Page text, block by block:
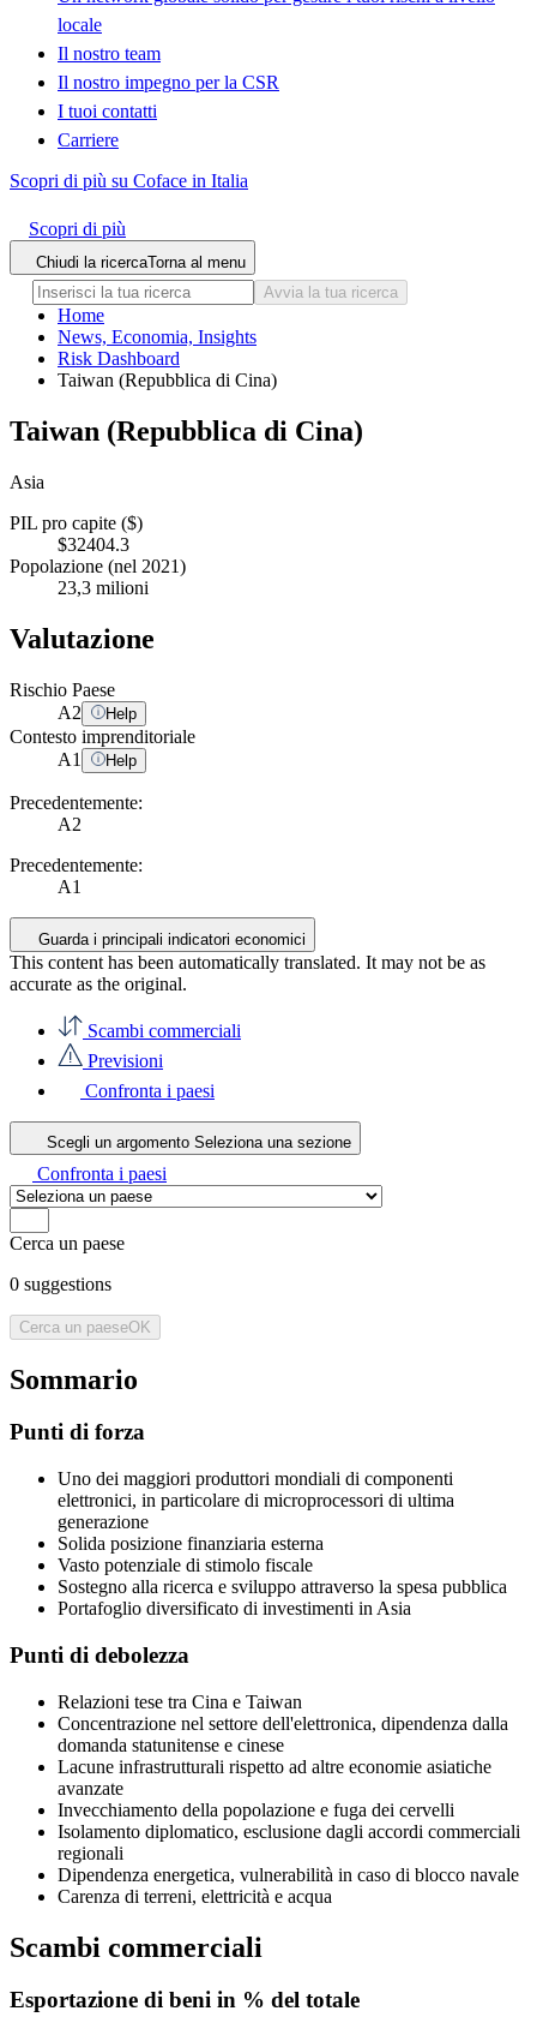
locale
Il nostro team
Il nostro impegno per la CSR
I tuoi contatti
Carriere
Scopri di più su Coface in Italia
Scopri di più
Chiudi la ricercaTorna al menu
Avvia la tua ricerca
Home
News, Economia, Insights
Risk Dashboard
Taiwan (Repubblica di Cina)
Taiwan (Repubblica di Cina)
Asia
PIL pro capite ($)
$32404.3
Popolazione (nel 2021)
23,3 milioni
Valutazione
Rischio Paese
A2 Help
Contesto imprenditoriale
A1 Help
Precedentemente:
A2
Precedentemente:
A1
Guarda i principali indicatori economici
This content has been automatically translated. It may not be as
accurate as the original.
Scambi commerciali
Previsioni
Confronta i paesi
Scegli un argomento Seleziona una sezione
Confronta i paesi
Cerca un paese
0 suggestions
Cerca un paeseOK
Sommario
Punti di forza
Uno dei maggiori produttori mondiali di componenti
elettronici, in particolare di microprocessori di ultima
generazione
Solida posizione finanziaria esterna
Vasto potenziale di stimolo fiscale
Sostegno alla ricerca e sviluppo attraverso la spesa pubblica
Portafoglio diversificato di investimenti in Asia
Punti di debolezza
Relazioni tese tra Cina e Taiwan
Concentrazione nel settore dell'elettronica, dipendenza dalla
domanda statunitense e cinese
Lacune infrastrutturali rispetto ad altre economie asiatiche
avanzate
Invecchiamento della popolazione e fuga dei cervelli
Isolamento diplomatico, esclusione dagli accordi commerciali
regionali
Dipendenza energetica, vulnerabilità in caso di blocco navale
Carenza di terreni, elettricità e acqua
Scambi commerciali
Esportazione di beni in % del totale